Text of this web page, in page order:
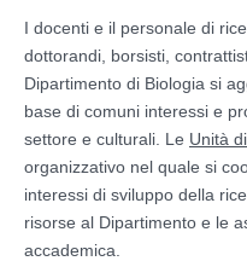
I docenti e il personale di
dottorandi, borsisti,
Dipartimento di Biologia si
base di comuni interessi e
settore e culturali. Le Unità
organizzativo nel quale si
interessi di sviluppo della
risorse al Dipartimento e le
accademica.